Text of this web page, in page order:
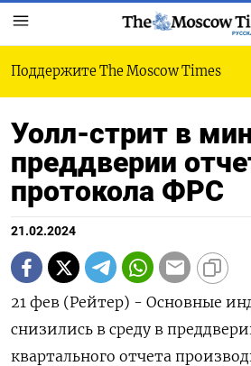
Поддержите The Moscow Times
Уолл-стрит в
преддверии
протокола ФРС
21.02.2024
21 фев (Рейтер) - Основные
снизились в среду в
квартального отчета